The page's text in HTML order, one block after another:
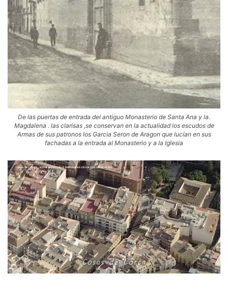
De las puertas de entrada del antiguo Monasterio de Santa Ana y la.
Magdalena . las clarisas ,se conservan en la actualidad los escudos de
Armas de sus patronos los Garcia Seron de Aragon que lucían en sus
fachadas a la entrada al Monasterio y a la Iglesia